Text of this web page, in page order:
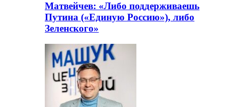
Матвейчев: «Либо поддерживаешь
Путина («Единую Россию»), либо
Зеленского»